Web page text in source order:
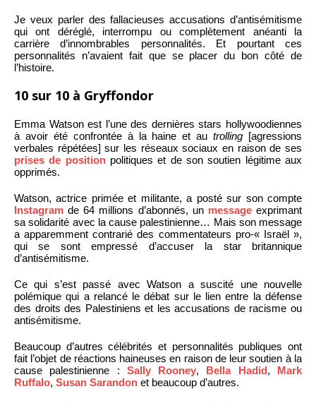
Je veux parler des fallacieuses accusations d’antisémitisme
qui ont déréglé, interrompu ou complètement anéanti la
carrière d’innombrables personnalités. Et pourtant ces
personnalités n’avaient fait que se placer du bon côté de
l’histoire.
10 sur 10 à Gryffondor
Emma Watson est l’une des dernières stars hollywoodiennes
à avoir été confrontée à la haine et autrolling [agressions
verbales répétées] sur les réseaux sociaux en raison de ses
prises de positionpolitiques et de son soutien légitime aux
opprimés.
Watson, actrice primée et militante, a posté sur son compte
Instagram de 64 millions d’abonnés, un messageexprimant
sa solidarité avec la cause palestinienne… Mais son message
a apparemment contrarié des commentateurs pro-« Israël »,
qui se sont empressé d’accuser la star britannique
d’antisémitisme.
Ce qui s’est passé avec Watson a suscité une nouvelle
polémique qui a relancé le débat sur le lien entre la défense
des droits des Palestiniens et les accusations de racisme ou
antisémitisme.
Beaucoup d’autres célébrités et personnalités publiques ont
fait l’objet de réactions haineuses en raison de leur soutien à la
cause palestinienne : Sally Rooney, Bella Hadid, Mark
Ruffalo, Susan Sarandon et beaucoup d’autres.